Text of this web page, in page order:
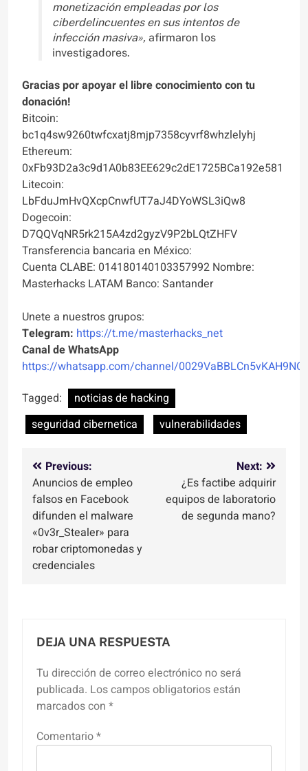
monetización empleadas por los
ciberdelincuentes en sus intentos de
infección masiva», afirmaron los
investigadores.
Gracias por apoyar el libre conocimiento con tu
donación!
Bitcoin:
bc1q4sw9260twfcxatj8mjp7358cyvrf8whzlelyhj
Ethereum:
0xFb93D2a3c9d1A0b83EE629c2dE1725BCa192e581
Litecoin:
LbFduJmHvQXcpCnwfUT7aJ4DYoWSL3iQw8
Dogecoin:
D7QQVqNR5rk215A4zd2gyzV9P2bLQtZHFV
Transferencia bancaria en México:
Cuenta CLABE: 014180140103357992 Nombre:
Masterhacks LATAM Banco: Santander
Unete a nuestros grupos:
Telegram: https://t.me/masterhacks_net
Canal de WhatsApp
https://whatsapp.com/channel/
Tagged:
noticias de hacking
seguridad cibernetica
vulnerabilidades
Navegación
de
entradas
Previous:
Anuncios de empleo
falsos en Facebook
difunden el malware
«0v3r_Stealer» para
robar criptomonedas y
credenciales
Next:
¿Es factibe adquirir
equipos de laboratorio
de segunda mano?
DEJA UNA RESPUESTA
Tu dirección de correo electrónico no será
publicada. Los campos obligatorios están
marcados con *
Comentario*